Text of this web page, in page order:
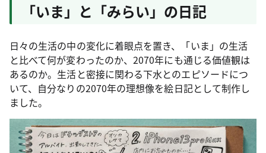
「いま」と「みらい」の日記
日々の生活の中の変化に着眼点を置き、「いま」の生活
と比べて何が変わったのか、2070年にも通じる価値観は
あるのか。生活と密接に関わる下水とのエピソードにつ
いて、自分なりの2070年の理想像を絵日記として制作し
ました。